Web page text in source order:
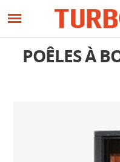
au
POÊLES À
Panneau de gestion des cookies